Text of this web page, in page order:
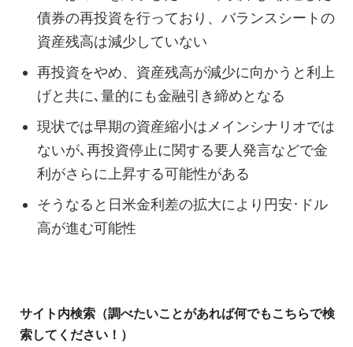
債券の再投資を行っており、バランスシートの
資産残高は減少していない
再投資をやめ、資産残高が減少に向かうと利上
げと共に､量的にも金融引き締めとなる
現状では早期の資産縮小はメインシナリオでは
ないが､再投資停止に関する要人発言などで金
利がさらに上昇する可能性がある
そうなると日米金利差の拡大により円安･ドル
高が進む可能性
サイト内検索（調べたいことがあれば何でもこちらで検
索してください！）